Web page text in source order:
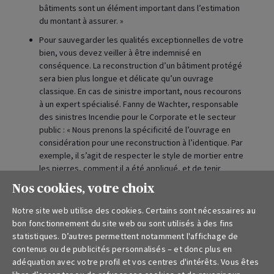
bâtiments sont un élément important dans l’estimation
du montant à assurer. »
Pour sauvegarder les qualités exceptionnelles de votre
bien, vous devez veiller à être indemnisé en
conséquence. La reconstruction d’un bâtiment protégé
sera bien plus longue et délicate qu’un ouvrage
classique. En cas de sinistre important, nous recourons
à un expert spécialisé. Fanny de Wachter, responsable
des sinistres Incendie pour le Corporate et le secteur
public : « Nous prenons la spécificité de l’ouvrage en
considération pour une reconstruction à l’identique. Par
exemple, il s’agit de respecter le style de mortier entre
les pierres, comment il a été appliqué, et de tenir
compte qu’il faudra faire appel aux seuls spécialistes
qui garantiront un travail dans les règles de l’art. Dans la
restauration de ce type de bien, nous intégrons les
normes énoncées par les commissions techniques ».
Tenir compte du temps : « Il n’est pas question de
confier cela à des machines. Reconstruire un bâtiment
historique ou un monument requiert du temps et du
Nos cookies, votre choix
Notre site web utilise des cookies. Certains sont nécessaires au
bon fonctionnement du site web ou sont utilisés à des fins
statistiques. D’autres permettent notamment l'affichage de
contenus ou de publicités personnalisés – et donc plus en
adéquation avec votre profil et vos centres d'intérêts. Vous êtes